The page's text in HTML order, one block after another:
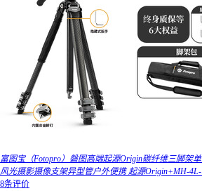
富图宝（Fotopro）磐图高端起源Origin碳纤维三脚架
风光摄影摄像支架异型管户外便携 起源Origin+MH-
8条评价